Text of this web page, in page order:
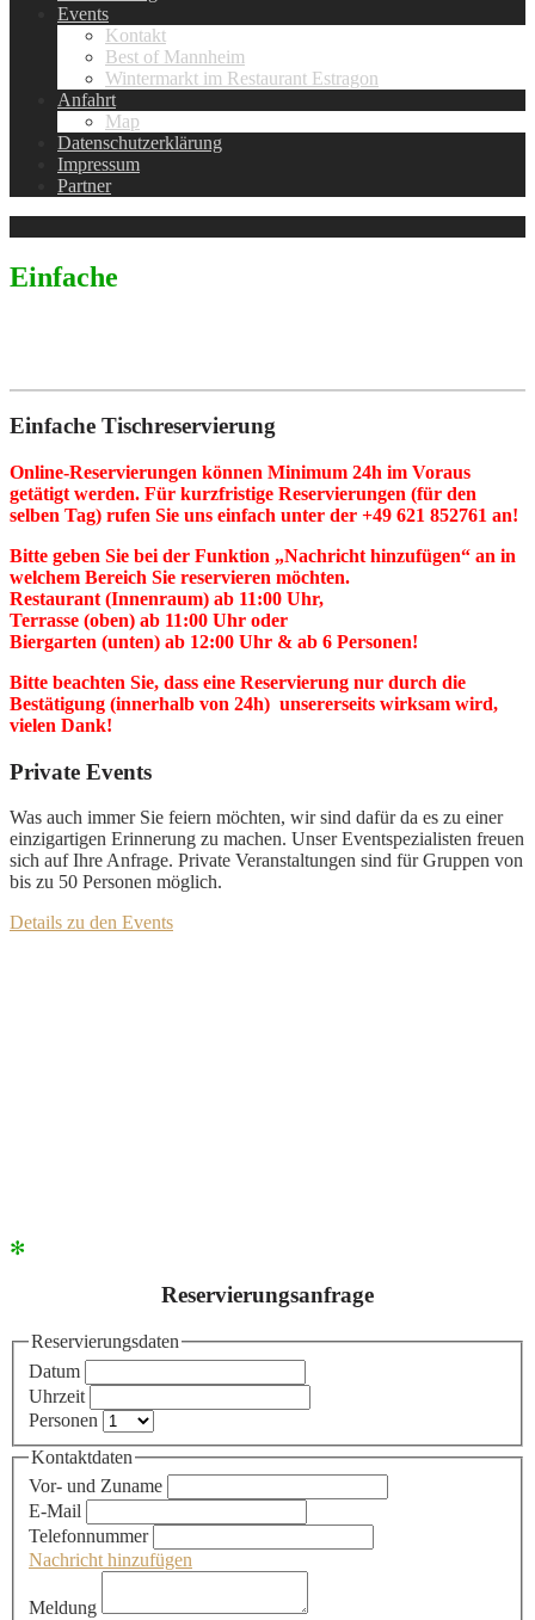
Events
Kontakt
Best of Mannheim
Wintermarkt im Restaurant Estragon
Anfahrt
Map
Datenschutzerklärung
Impressum
Partner
Einfache
Einfache Tischreservierung
Online-Reservierungen können Minimum 24h im Voraus
getätigt werden. Für kurzfristige Reservierungen (für den
selben Tag) rufen Sie uns einfach unter der +49 621 852761 an!
Bitte geben Sie bei der Funktion „Nachricht hinzufügen“ an in
welchem Bereich Sie reservieren möchten.
Restaurant (Innenraum) ab 11:00 Uhr,
Terrasse (oben) ab 11:00 Uhr oder
Biergarten (unten) ab 12:00 Uhr & ab 6 Personen!
Bitte beachten Sie, dass eine Reservierung nur durch die
Bestätigung (innerhalb von 24h) unsererseits wirksam wird,
vielen Dank!
Private Events
Was auch immer Sie feiern möchten, wir sind dafür da es zu einer
einzigartigen Erinnerung zu machen. Unser Eventspezialisten freuen
sich auf Ihre Anfrage. Private Veranstaltungen sind für Gruppen von
bis zu 50 Personen möglich.
Details zu den Events
✻
Reservierungsanfrage
Reservierungsdaten
Datum
Uhrzeit
Personen
Kontaktdaten
Vor- und Zuname
E-Mail
Telefonnummer
Nachricht hinzufügen
Meldung